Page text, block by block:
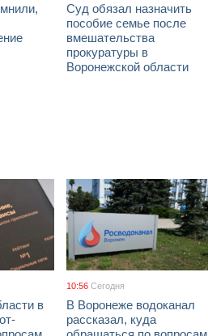
Суд обязал назначить
пособие семье после
вмешательства
прокуратуры в
Воронежской области
в
10:56 Сегодня
В Воронеже водоканал
рассказал, куда